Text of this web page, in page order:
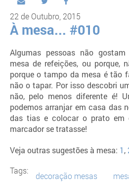
22 de Outubro, 2015
À mesa... #010
Algumas pessoas não
mesa de refeições, ou porque,
porque o tampo da mesa é tão
não o tapar. Por isso descobri
não, pelo menos diferente é!
podemos arranjar em casa das
das tias e colocar o prato em
marcador se tratasse!
Veja outras sugestões à mesa: 1 ,
Tags:
decoração mesas